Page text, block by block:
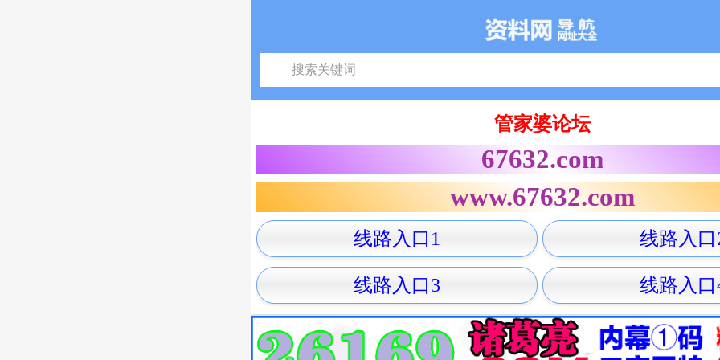
管家婆论坛
67632.com
www.67632.com
线路入口1 线路入口
线路入口3 线路入口